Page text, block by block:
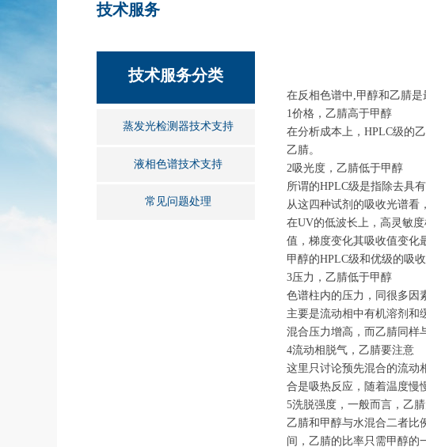
​技术服务分类
蒸发光检测器技术支持
液相色谱技术支持
常见问题处理
技术服务
在反相色谱中,甲醇和乙腈
1价格，乙腈高于甲醇
在分析成本上，HPLC级的
乙腈。
2吸光度，乙腈低于甲醇
所谓的HPLC级是指除去具
从这四种试剂的吸收光谱看
在UV的低波长上，高灵敏
值，梯度变化其吸收值变化
甲醇的HPLC级和优级的吸
3压力，乙腈低于甲醇
色谱柱内的压力，同很多因
主要是流动相中有机溶剂和
混合压力增高，而乙腈同样
4流动相脱气，乙腈要注意
这里只讨论预先混合的流动
合是吸热反应，随着温度慢
5洗脱强度，一般而言，乙
乙腈和甲醇与水混合二者比
间，乙腈的比率只需甲醇的